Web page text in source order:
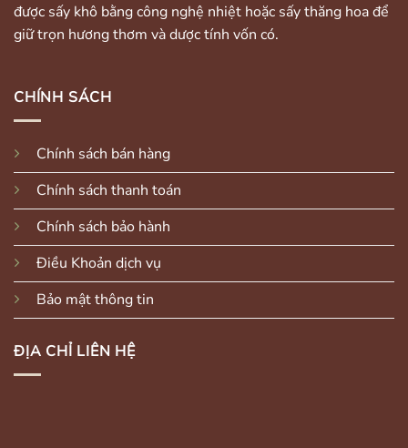
được sấy khô bằng công nghệ nhiệt hoặc sấy thăng hoa để
giữ trọn hương thơm và dược tính vốn có.
CHÍNH SÁCH
Chính sách bán hàng
Chính sách thanh toán
Chính sách bảo hành
Điều Khoản dịch vụ
Bảo mật thông tin
ĐỊA CHỈ LIÊN HỆ